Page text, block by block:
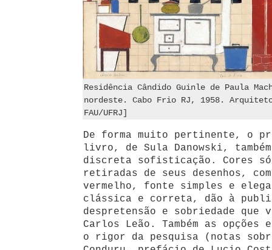
Residência Cândido Guinle de Paula
nordeste. Cabo Frio RJ, 1958.
FAU/UFRJ]
De forma muito pertinente, o
livro, de Sula Danowski,
discreta sofisticação. Cores
retiradas de seus desenhos,
vermelho, fonte simples e
clássica e correta, dão à
despretensão e sobriedade
Carlos Leão. Também as
o rigor da pesquisa (notas